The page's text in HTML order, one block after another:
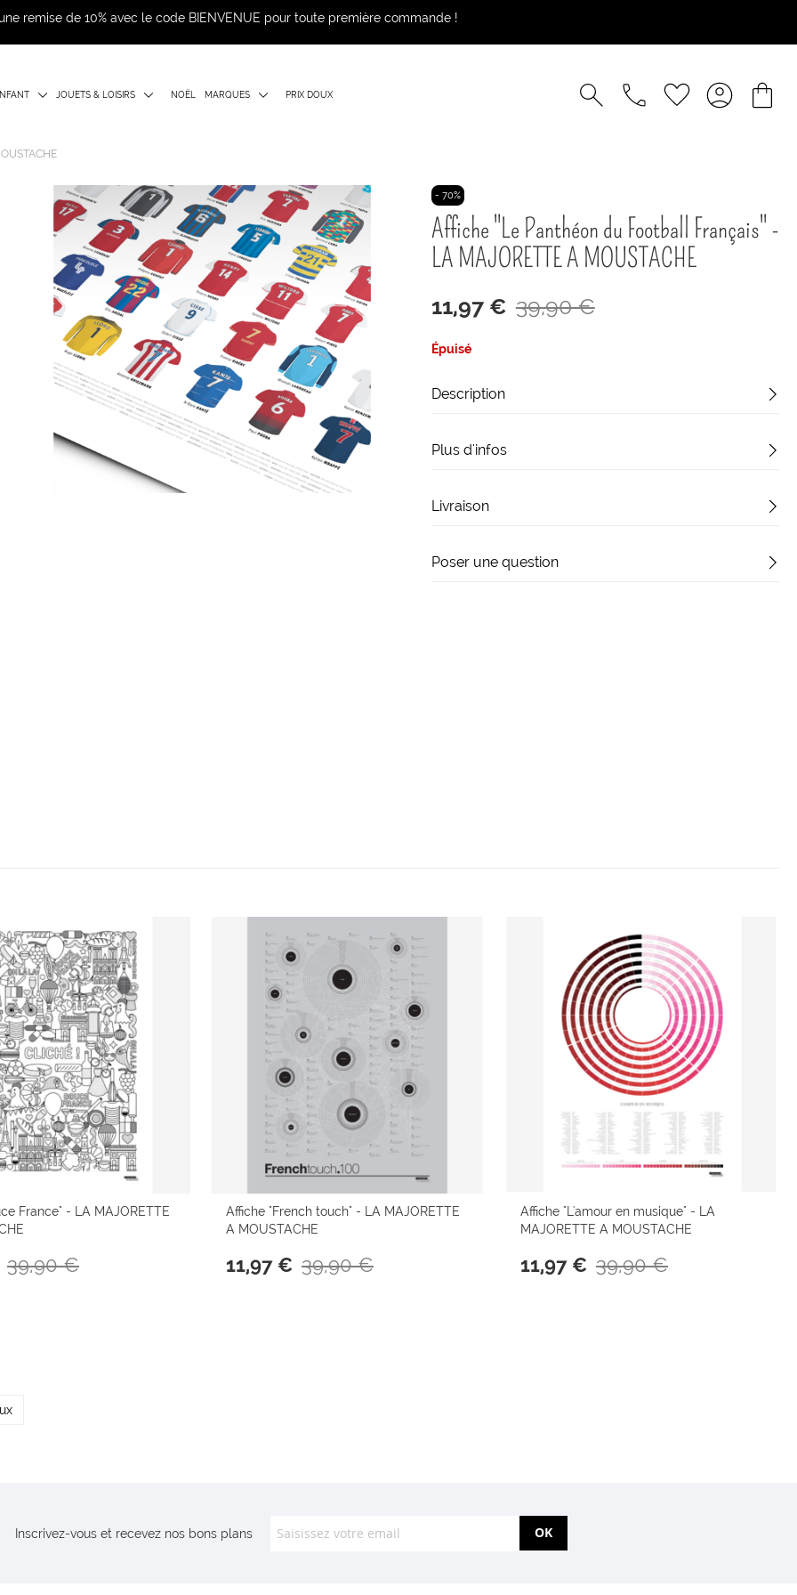
remise de 10% avec le code BIENVENUE pour toute première commande !
JOUETS & LOISIRS NOËL MARQUES PRIX DOUX
- 70%
Affiche "Le Panthéon du Football Français" -
LA MAJORETTE A MOUSTACHE
11,97 € 39,90 €
Épuisé
Description
Plus d'infos
Livraison
Poser une question
France" - LA MAJORETTE
39,90 €
Affiche "French touch" - LA MAJORETTE
A MOUSTACHE
11,97 € 39,90 €
Affiche "L'amour en musique" - LA
MAJORETTE A MOUSTACHE
11,97 € 39,90 €
Inscrivez-vous et recevez nos bons plans OK